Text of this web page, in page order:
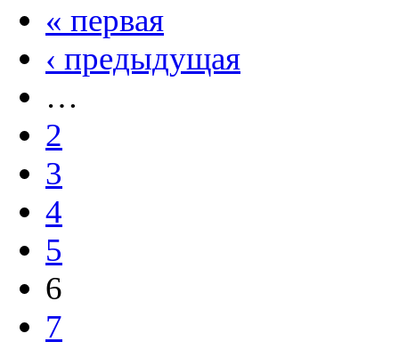
« первая
‹ предыдущая
…
2
3
4
5
6
7